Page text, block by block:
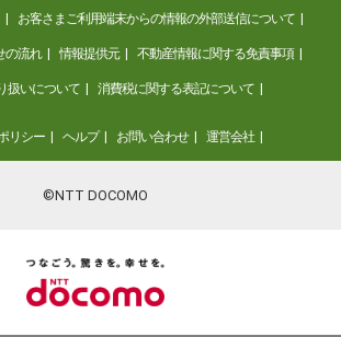
お客さまご利用端末からの情報の外部送信について
の流れ 情報提供元 不動産情報に関する免責事項
扱いについて 消費税に関する表記について
リシー ヘルプ お問い合わせ 運営会社
©NTT DOCOMO